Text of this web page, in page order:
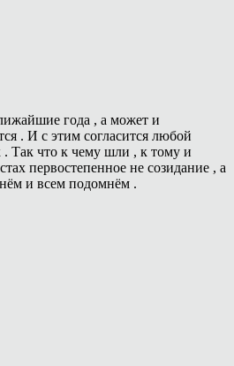
года , а может и
. И с этим согласится любой
Так что к чему шли , к тому и
первостепенное не созидание , а
и всем подомнём .